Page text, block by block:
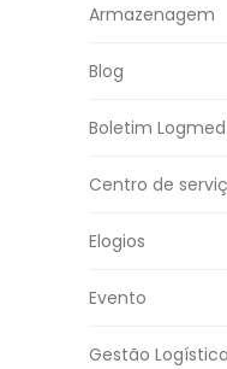
Armazenagem
Blog
Boletim Logmed
Centro de
Elogios
Evento
Gestão